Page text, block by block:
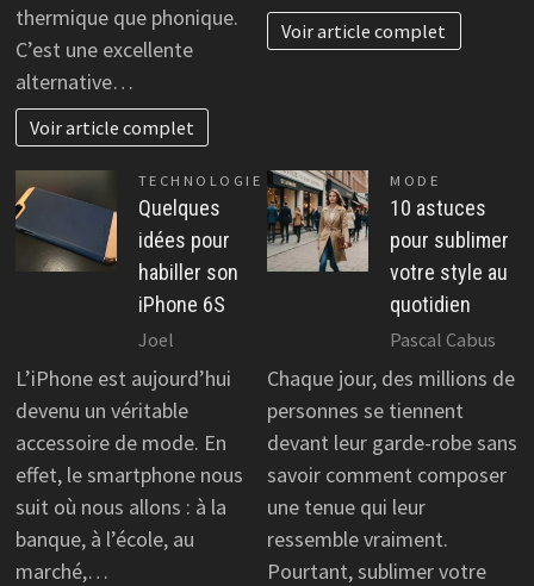
thermique que phonique.
C’est une excellente
alternative…
Voir article complet
Voir article complet
TECHNOLOGIE
Quelques
idées pour
habiller son
iPhone 6S
Joel
L’iPhone est aujourd’hui
devenu un véritable
accessoire de mode. En
effet, le smartphone nous
suit où nous allons : à la
banque, à l’école, au
marché,…
MODE
10 astuces
pour sublimer
votre style au
quotidien
Pascal Cabus
Chaque jour, des millions de
personnes se tiennent
devant leur garde-robe sans
savoir comment composer
une tenue qui leur
ressemble vraiment.
Pourtant, sublimer votre